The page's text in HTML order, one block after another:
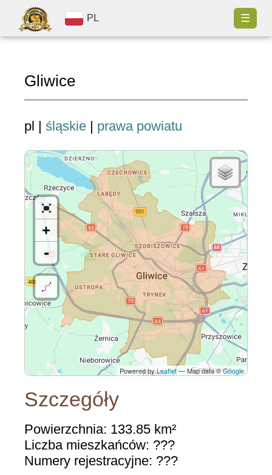
PL ☰
Gliwice
pl | śląskie | prawa powiatu
+
-
Powered byLeaflet— Map data ©Google
Szczegóły
Powierzchnia: 133.85 km²
Liczba mieszkańców: ???
Numery rejestracyjne: ???